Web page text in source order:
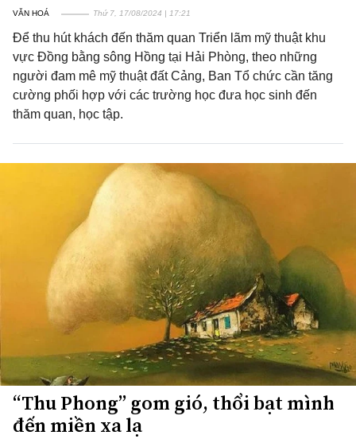
VĂN HOÁ Thứ 7, 17/08/2024 | 17:21
Để thu hút khách đến thăm quan Triển lãm mỹ thuật khu
vực Đồng bằng sông Hồng tại Hải Phòng, theo những
người đam mê mỹ thuật đất Cảng, Ban Tổ chức cần tăng
cường phối hợp với các trường học đưa học sinh đến
thăm quan, học tập.
“Thu Phong” gom gió, thổi bạt mình
đến miền xa lạ